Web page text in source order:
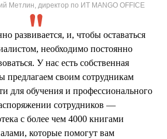
Метлин, директор по ИТ MANGO OFFICE
развивается, и, чтобы оставаться
необходимо постоянно
У нас есть собственная
своим сотрудникам
для обучения и профессионального
сотрудников —
с более чем 4000 книгами
которые помогут вам